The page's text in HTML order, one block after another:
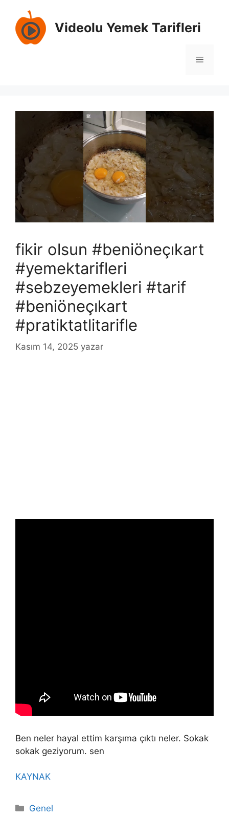
Videolu Yemek Tarifleri
Menü
fikir olsun #beniöneçıkart
#yemektarifleri
#sebzeyemekleri #tarif
#beniöneçıkart
#pratiktatlitarifle
Kasım 14, 2025 yazar
Ben neler hayal ettim karşıma çıktı neler. Sokak
sokak geziyorum. sen
KAYNAK
Kategoriler
Genel